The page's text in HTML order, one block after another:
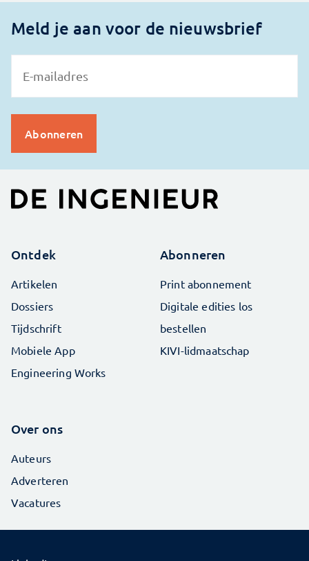
Meld je aan voor de nieuwsbrief
Ontdek
Artikelen
Dossiers
Tijdschrift
Mobiele App
Engineering Works
Abonneren
Print abonnement
Digitale edities los
bestellen
KIVI-lidmaatschap
Over ons
Auteurs
Adverteren
Vacatures